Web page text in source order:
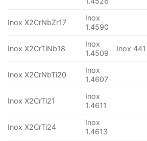
Inox X2CrNbZr17
Inox
1.4590
Inox X2CrTiNb18
Inox
1.4509
Inox 441
Inox X2CrNbTi20
Inox
1.4607
Inox X2CrTi21
Inox
1.4611
Inox X2CrTi24
Inox
1.4613